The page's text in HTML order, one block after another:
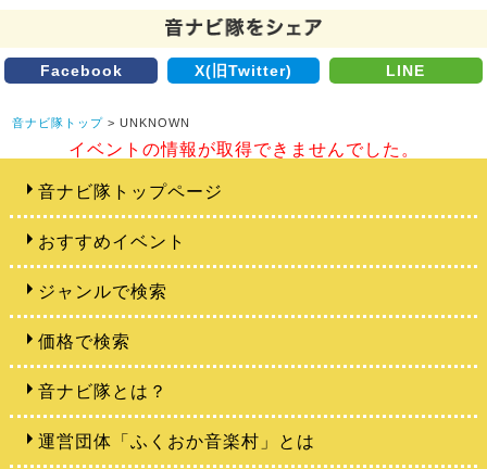
Facebook X(旧Twitter) LINE
音ナビ隊トップ > UNKNOWN
イベントの情報が取得できませんでした。
音ナビ隊トップページ
おすすめイベント
ジャンルで検索
価格で検索
音ナビ隊とは？
運営団体「ふくおか音楽村」とは